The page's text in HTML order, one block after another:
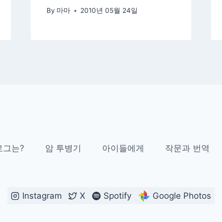
By 마마 2010년 05월 24일
그는? 암 투병기 아이들에게 작문과 번역
Instagram X Spotify Google Photos